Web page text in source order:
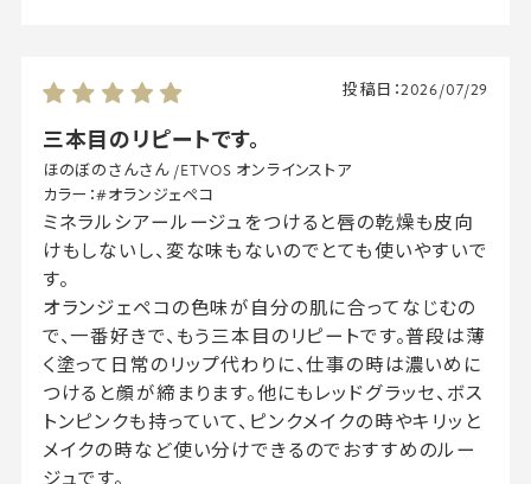
三本目のリピートです。
投稿日：2026/07/29
ほのぼのさんさん /ETVOS オンラインストア
カラー：#オランジェペコ
ミネラルシアールージュをつけると唇の乾燥も皮向
けもしないし、変な味もないのでとても使いやすいで
す。
オランジェペコの色味が自分の肌に合ってなじむの
で、一番好きで、もう三本目のリピートです。普段は薄
く塗って日常のリップ代わりに、仕事の時は濃いめに
つけると顔が締まります。他にもレッドグラッセ、ボス
トンピンクも持っていて、ピンクメイクの時やキリッと
メイクの時など使い分けできるのでおすすめのルー